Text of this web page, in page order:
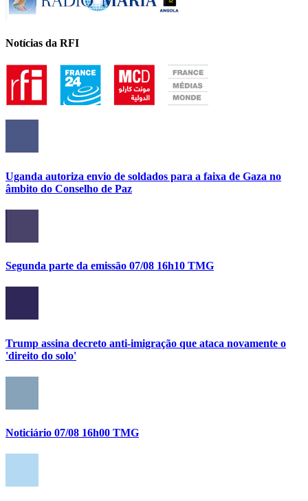
Notícias da RFI
Uganda autoriza envio de soldados para a faixa de Gaza no
âmbito do Conselho de Paz
Segunda parte da emissão 07/08 16h10 TMG
Trump assina decreto anti-imigração que ataca novamente o
'direito do solo'
Noticiário 07/08 16h00 TMG